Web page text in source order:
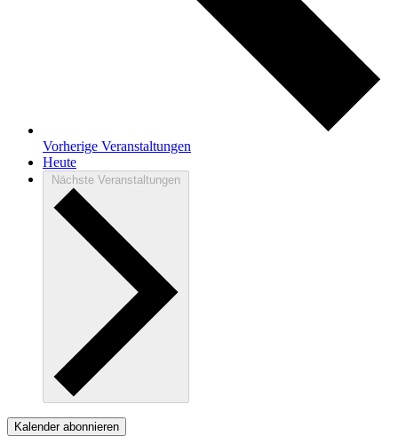
Vorherige Veranstaltungen
Heute
Nächste Veranstaltungen
Kalender abonnieren